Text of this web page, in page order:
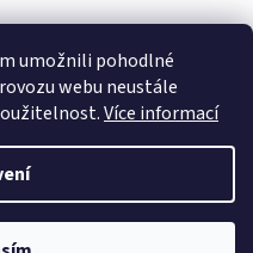
umožnili pohodlné
webu neustále
Více informací
hodin dle výběru dopravce a